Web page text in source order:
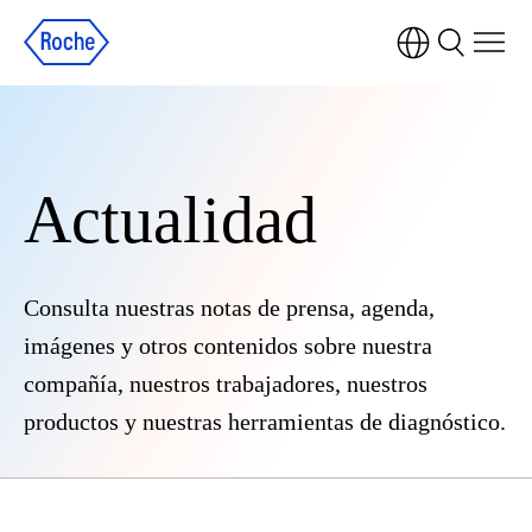
Actualidad
Consulta nuestras notas de prensa, agenda,
imágenes y otros contenidos sobre nuestra
compañía, nuestros trabajadores, nuestros
productos y nuestras herramientas de diagnóstico.